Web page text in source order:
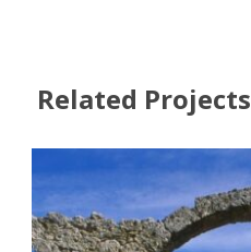
Related Projects